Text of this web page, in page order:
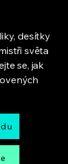
desítky
světa
se, jak